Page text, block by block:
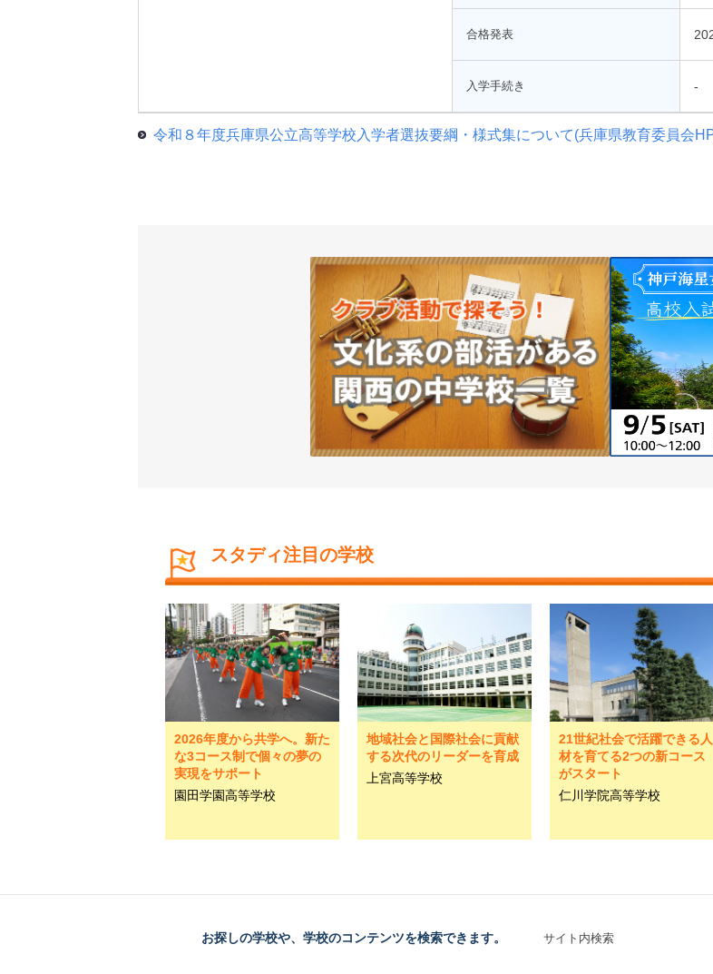
合格発表
入学手続き -
令和８年度兵庫県公立高等学校入学者選抜要綱・様式集について(兵庫県教育委員会
スタディ注目の学校
2026年度から共学へ。新た
な3コース制で個々の夢の
実現をサポート
園田学園高等学校
地域社会と国際社会に貢献
する次代のリーダーを育成
上宮高等学校
21世紀社会で活躍できる人
材を育てる2つの新コース
がスタート
仁川学院高等学校
お探しの学校や、学校のコンテンツを検索できます。 サイト内検索